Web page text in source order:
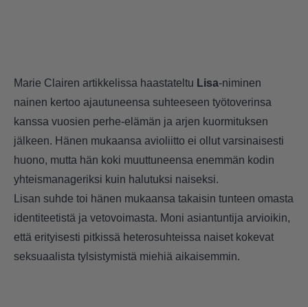
Marie Clairen artikkelissa haastateltu Lisa-niminen
nainen kertoo ajautuneensa suhteeseen työtoverinsa
kanssa vuosien perhe-elämän ja arjen kuormituksen
jälkeen. Hänen mukaansa avioliitto ei ollut varsinaisesti
huono, mutta hän koki muuttuneensa enemmän kodin
yhteismanageriksi kuin halutuksi naiseksi.
Lisan suhde toi hänen mukaansa takaisin tunteen omasta
identiteetistä ja vetovoimasta. Moni asiantuntija arvioikin,
että erityisesti pitkissä heterosuhteissa naiset kokevat
seksuaalista tylsistymistä miehiä aikaisemmin.